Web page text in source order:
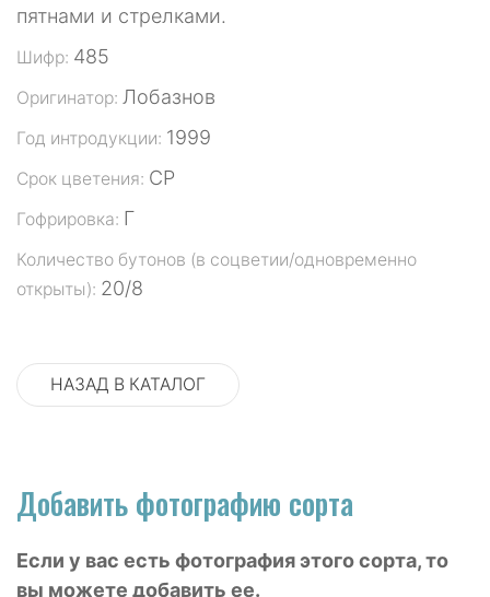
пятнами и стрелками.
Шифр: 485
Оригинатор: Лобазнов
Год интродукции: 1999
Срок цветения: СР
Гофрировка: Г
Количество бутонов (в соцветии/одновременно
открыты): 20/8
НАЗАД В КАТАЛОГ
Добавить фотографию сорта
Если у вас есть фотография этого сорта, то
вы можете добавить ее.